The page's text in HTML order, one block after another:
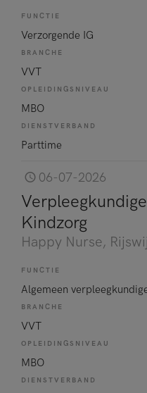
FUNCTIE
Verzorgende IG
BRANCHE
VVT
OPLEIDINGSNIVEAU
MBO
DIENSTVERBAND
Parttime
06-07-2026
Kindzorg
Happy Nurse,
FUNCTIE
Algemeen
BRANCHE
VVT
OPLEIDINGSNIVEAU
MBO
DIENSTVERBAND